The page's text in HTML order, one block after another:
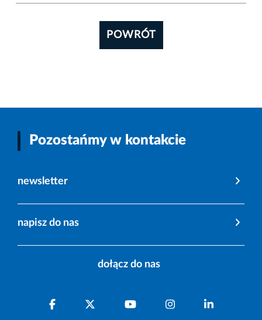
POWRÓT
Pozostańmy w kontakcie
newsletter
napisz do nas
dołącz do nas